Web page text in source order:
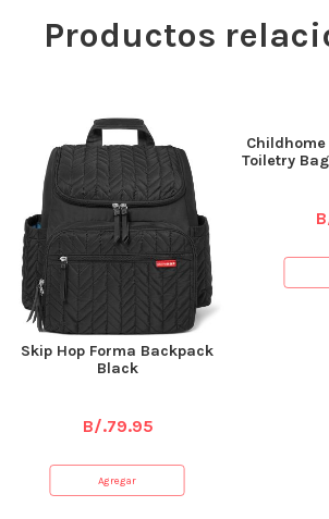
Productos
Skip Hop Forma Backpack
Black
B/.79.95
Agregar
Toiletry